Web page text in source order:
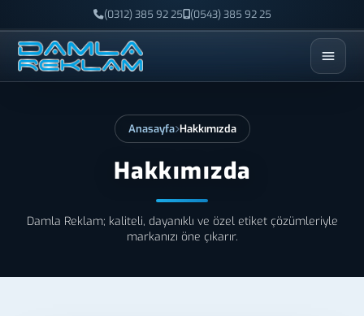
(0312) 385 92 25 (0543) 385 92 25
ESC
Anasayfa Hakkımızda
Hakkımızda
Damla Reklam; kaliteli, dayanıklı ve özel etiket çözümleriyle
markanızı öne çıkarır.